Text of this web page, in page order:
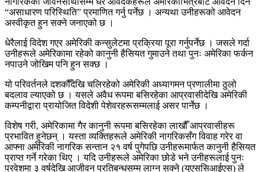
“असाधारण परिस्थिति” प्रमाणित गर्नु पर्नेछ । अन्यथा उनीहरूको आवेदन
अस्वीकृत हुन सक्ने जनाएको छ ।
धेरैलाई विदेश गएर अमेरिकी कन्सुलेटमा प्रक्रिया पूरा गर्नुपर्नेछ । जसले गर्दा
उनीहरूले अमेरिकामा रहेको कानुनी हैसियत गुमाउने तथा पुनः अमेरिका फर्कन
नपाउने जोखिम पनि हुन सक्छ ।
यो परिवर्तनले दशकौँदेखि चलिरहेको अमेरिकी अध्यागमन प्रणालीमा ठुलो
बदलाव ल्याएको छ । यसले अवैध रूपमा बसिरहेका आप्रवासीदेखि अमेरिकी
कम्पनीद्वारा प्रायोजित विदेशी पेशेवरहरूसम्मलाई असर पार्नेछ ।
विशेष गरी, अमेरिकामा गैर कानुनी रूपमा बसिरहेका लाखौँ आप्रवासीहरू
प्रभावित हुनेछन् । यस्ता व्यक्तिहरूले अमेरिकी नागरिकसँग विवाह गरेर वा
आफ्ना अमेरिकी नागरिक सन्तान २१ वर्ष पुगेपछि उनीहरूमार्फत कानुनी हैसियत
प्राप्त गर्ने गरेका थिए । यदि उनीहरूले अमेरिका छोडे भने उनीहरूलाई पुनः
प्रवेशमा ३ वर्षदेखि आजीवन प्रतिबन्धसम्म लाग्न सक्ने (युएससिआईएस) ले